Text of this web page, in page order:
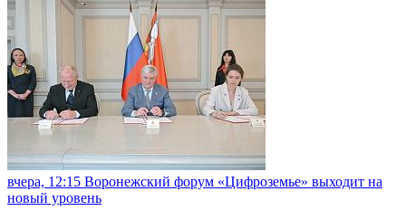
вчера, 12:15 Воронежский форум «Цифроземье» выходит на
новый уровень